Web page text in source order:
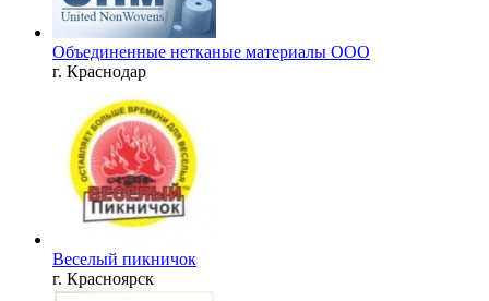
Объединенные нетканые материалы ООО
г. Краснодар
Веселый пикничок
г. Красноярск